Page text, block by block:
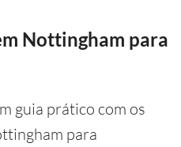
Nottingham para
guia prático com os
para